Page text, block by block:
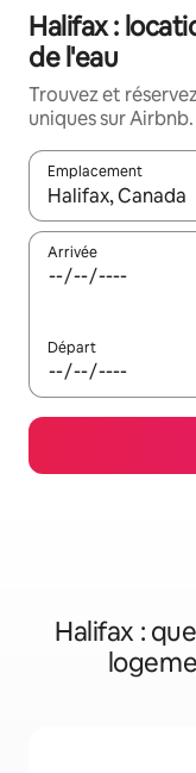
Halifax :
de l'eau
Trouvez et
uniques sur Airbnb.
Emplacement
Quand les
Arrivée
Départ
Halifax :